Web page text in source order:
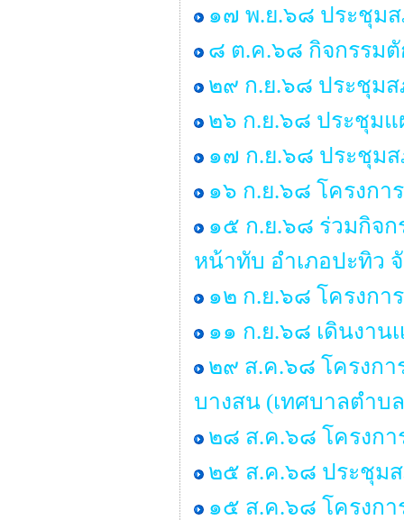
๑๗ พ.ย.๖๘ ประชุม
๘ ต.ค.๖๘ กิจกรรม
๒๙ ก.ย.๖๘ ประชุม
๒๖ ก.ย.๖๘ ประชุม
๑๗ ก.ย.๖๘ ประชุม
๑๖ ก.ย.๖๘ โครงกา
๑๕ ก.ย.๖๘ ร่วมกิจ
หน้าทับ อำเภอปะทิว
๑๒ ก.ย.๖๘ โครงกา
๑๑ ก.ย.๖๘ เดินงาน
๒๙ ส.ค.๖๘ โครงกา
บางสน (เทศบาลตำบ
๒๘ ส.ค.๖๘ โครงก
๒๕ ส.ค.๖๘ ประชุม
๑๕ ส.ค.๖๘ โครงก